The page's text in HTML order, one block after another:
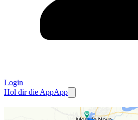
Login
Hol dir die AppApp